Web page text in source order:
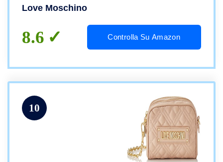
Love Moschino
8.6 Controlla Su Amazon
10